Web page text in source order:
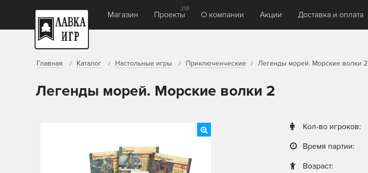
Магазин Проекты
218
О компании Акции Доставка и оплата
Главная Каталог Настольные игры Приключенческие Легенды морей. Морские волки 2
Легенды морей. Морские волки 2
Кол-во игроков:
Время партии:
Возраст: